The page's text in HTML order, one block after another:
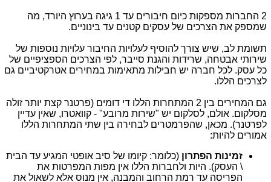
2 החברות מספקות כיום חיבורים עד 1 גיגה בערוץ היורד, מה
שמספק את הצרכים של עסקים קטנים עד בינוניים.
תשומת לב, שיש צורך להוסיף לעלויות החיבור עלויות נוספות של
שירותי אבטחה, שרידות והגנת סייבר, לפי הצרכים הספציפיים של
כל עסק. לכל חברה יש חבילות מתאימות במחירים אטרקטיביים גם
לצרכים הללו.
גם המחירים בין 2 המתחרות הללו די דומים (פרטנר קצת יותר זולה
מסלקום. אולם, לסלקום יש "שירות מרובע" - קוואטרו, שאין עדיין
לפרטנר). מכאן, שהפרמטרים לבחירה בין שתי המתחרות הללו
אמורים להיות:
זמינות הפתרון (כלומר: קיומו של סיב אופטי המגיע עד הבית
\ העסק). היות ולחברות הללו אין מפות המפרטות את
הפריסה עד רמת הרחוב והמבנה, אין מנוס אלא לשאול את